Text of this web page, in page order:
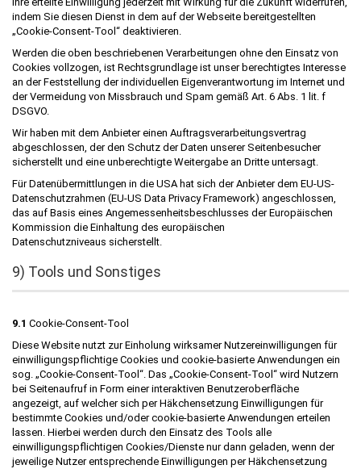
indem Sie diesen Dienst in dem auf der Webseite bereitgestellten
„Cookie-Consent-Tool“ deaktivieren.
Werden die oben beschriebenen Verarbeitungen ohne den Einsatz von
Cookies vollzogen, ist Rechtsgrundlage ist unser berechtigtes Interesse
an der Feststellung der individuellen Eigenverantwortung im Internet und
der Vermeidung von Missbrauch und Spam gemäß Art. 6 Abs. 1 lit. f
DSGVO.
Wir haben mit dem Anbieter einen Auftragsverarbeitungsvertrag
abgeschlossen, der den Schutz der Daten unserer Seitenbesucher
sicherstellt und eine unberechtigte Weitergabe an Dritte untersagt.
Für Datenübermittlungen in die USA hat sich der Anbieter dem EU-US-
Datenschutzrahmen (EU-US Data Privacy Framework) angeschlossen,
das auf Basis eines Angemessenheitsbeschlusses der Europäischen
Kommission die Einhaltung des europäischen
Datenschutzniveaus sicherstellt.
9) Tools und Sonstiges
9.1 Cookie-Consent-Tool
Diese Website nutzt zur Einholung wirksamer Nutzereinwilligungen für
einwilligungspflichtige Cookies und cookie-basierte Anwendungen ein
sog. „Cookie-Consent-Tool“. Das „Cookie-Consent-Tool“ wird Nutzern
bei Seitenaufruf in Form einer interaktiven Benutzeroberfläche
angezeigt, auf welcher sich per Häkchensetzung Einwilligungen für
bestimmte Cookies und/oder cookie-basierte Anwendungen erteilen
lassen. Hierbei werden durch den Einsatz des Tools alle
einwilligungspflichtigen Cookies/Dienste nur dann geladen, wenn der
jeweilige Nutzer entsprechende Einwilligungen per Häkchensetzung